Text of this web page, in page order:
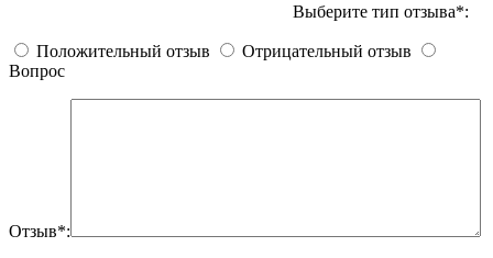
Выберите тип отзыва*:
Положительный отзыв
Отрицательный отзыв
Вопрос
Отзыв*: